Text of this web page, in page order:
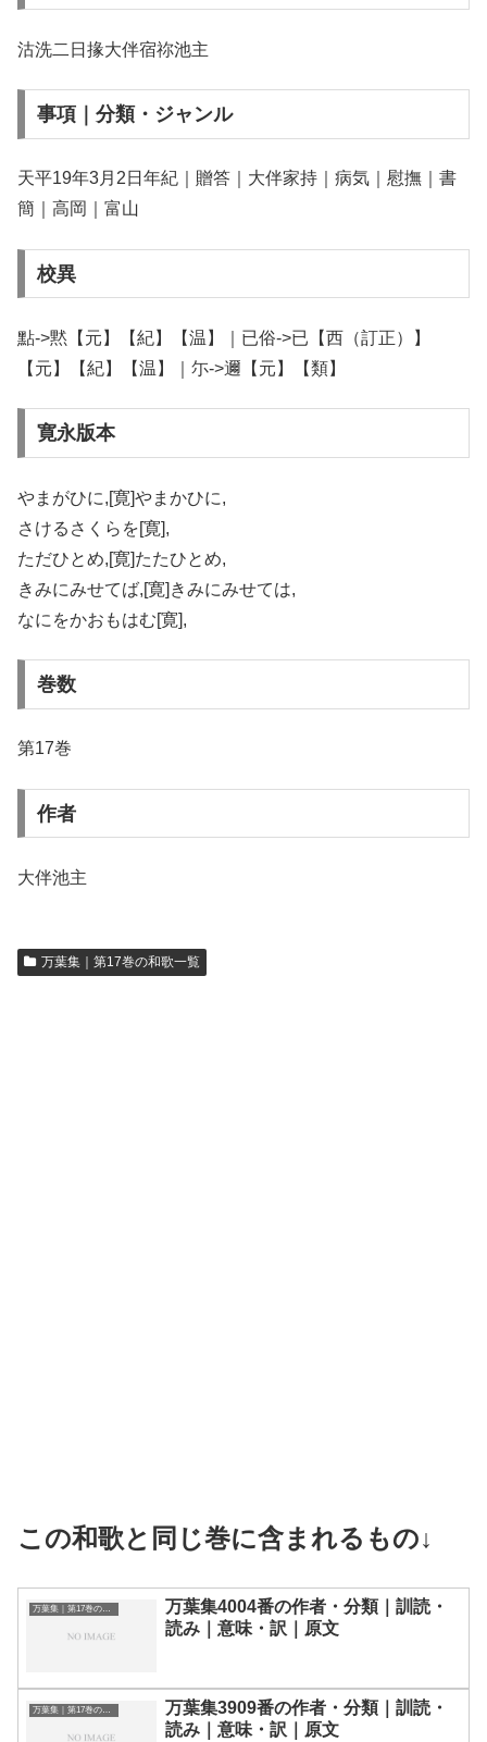
沽洗二日掾大伴宿祢池主
事項｜分類・ジャンル
天平19年3月2日年紀｜贈答｜大伴家持｜病気｜慰撫｜書
簡｜高岡｜富山
校異
點->黙【元】【紀】【温】｜已俗->已【西（訂正）】
【元】【紀】【温】｜尓->邇【元】【類】
寛永版本
やまがひに,[寛]やまかひに,
さけるさくらを[寛],
ただひとめ,[寛]たたひとめ,
きみにみせてば,[寛]きみにみせては,
なにをかおもはむ[寛],
巻数
第17巻
作者
大伴池主
万葉集｜第17巻の和歌一覧
この和歌と同じ巻に含まれるもの↓
万葉集｜第17巻の和歌一覧
万葉集4004番の作者・分類｜訓読・
読み｜意味・訳｜原文
万葉集｜第17巻の和歌一覧
万葉集3909番の作者・分類｜訓読・
読み｜意味・訳｜原文